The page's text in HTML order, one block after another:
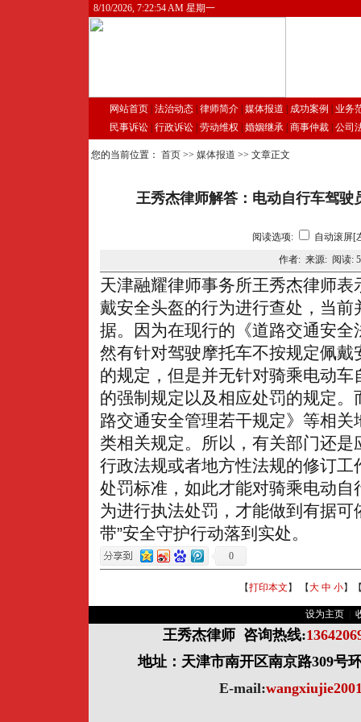
8/10/2026, 7:22:54 AM 星期一
网站首页 法治动态 律师简介 媒体报道 成功案例
业务
民事诉讼 行政诉讼 劳动维权 婚姻继承 商事仲裁 公司
您的当前位置： 首页 >> 媒体报道 >> 文章正文
王秀杰律师解答：电动自行车驾驶
阅读选项:
自动滚屏[
作者: 来源: 阅读:
天津融耀律师事务所王秀杰律师
戴安全头盔的行为进行查处，当前
据。因为在现行的《道路交通安
然有针对驾驶摩托车不按规定佩
的规定，但是并无针对骑乘电动
的强制规定以及相应处罚的规定
路交通安全管理若干规定》等相
类相关规定。所以，有关部门还
行政法规或者地方性法规的修订
处罚标准，如此才能对骑乘电动
为进行执法处罚，才能做到有据可
带”安全守护行动落到实处。
0
【打印本文 】 【大 中 小】
设为主页
王秀杰律师 咨询热线:
地址：天津市南开区南京路309号
E-mail: